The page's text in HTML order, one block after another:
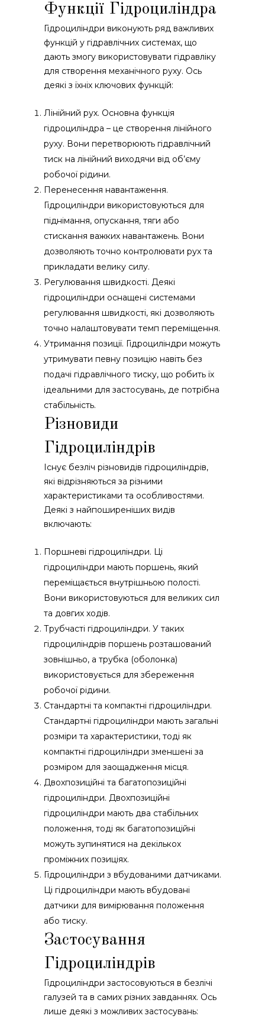
Функції Гідроциліндра
Гідроциліндри виконують ряд важливих
функцій у гідравлічних системах, що
дають змогу використовувати гідравліку
для створення механічного руху. Ось
деякі з їхніх ключових функцій:
Лінійний рух. Основна функція
гідроциліндра – це створення лінійного
руху. Вони перетворюють гідравлічний
тиск на лінійний виходячи від об’єму
робочої рідини.
Перенесення навантаження.
Гідроциліндри використовуються для
піднімання, опускання, тяги або
стискання важких навантажень. Вони
дозволяють точно контролювати рух та
прикладати велику силу.
Регулювання швидкості. Деякі
гідроциліндри оснащені системами
регулювання швидкості, які дозволяють
точно налаштовувати темп переміщення.
Утримання позиції. Гідроциліндри можуть
утримувати певну позицію навіть без
подачі гідравлічного тиску, що робить їх
ідеальними для застосувань, де потрібна
стабільність.
Різновиди
Гідроциліндрів
Існує безліч різновидів гідроциліндрів,
які відрізняються за різними
характеристиками та особливостями.
Деякі з найпоширеніших видів
включають:
Поршневі гідроциліндри. Ці
гідроциліндри мають поршень, який
переміщається внутрішньою полості.
Вони використовуються для великих сил
та довгих ходів.
Трубчасті гідроциліндри. У таких
гідроциліндрів поршень розташований
зовнішньо, а трубка (оболонка)
використовується для збереження
робочої рідини.
Стандартні та компактні гідроциліндри.
Стандартні гідроциліндри мають загальні
розміри та характеристики, тоді як
компактні гідроциліндри зменшені за
розміром для заощадження місця.
Двохпозиційні та багатопозиційні
гідроциліндри. Двохпозиційні
гідроциліндри мають два стабільних
положення, тоді як багатопозиційні
можуть зупинятися на декількох
проміжних позиціях.
Гідроциліндри з вбудованими датчиками.
Ці гідроциліндри мають вбудовані
датчики для вимірювання положення
або тиску.
Застосування
Гідроциліндрів
Гідроциліндри застосовуються в безлічі
галузей та в самих різних завданнях. Ось
лише деякі з можливих застосувань: